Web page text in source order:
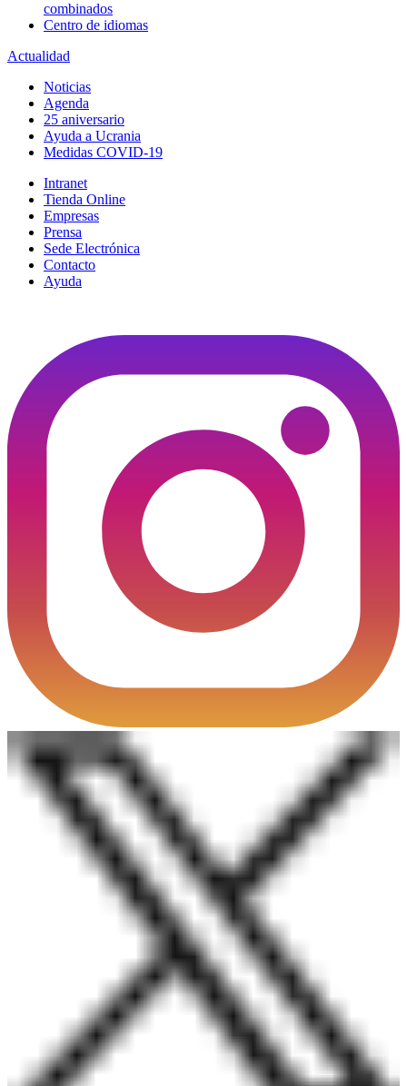
combinados
Centro de idiomas
Actualidad
Noticias
Agenda
25 aniversario
Ayuda a Ucrania
Medidas COVID-19
Intranet
Tienda Online
Empresas
Prensa
Sede Electrónica
Contacto
Ayuda